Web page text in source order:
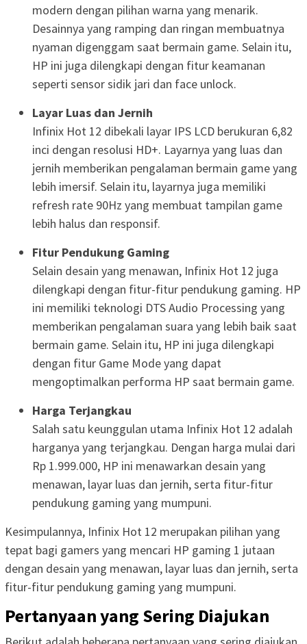
modern dengan pilihan warna yang menarik.
Desainnya yang ramping dan ringan membuatnya
nyaman digenggam saat bermain game. Selain itu,
HP ini juga dilengkapi dengan fitur keamanan
seperti sensor sidik jari dan face unlock.
Layar Luas dan Jernih
Infinix Hot 12 dibekali layar IPS LCD berukuran 6,82
inci dengan resolusi HD+. Layarnya yang luas dan
jernih memberikan pengalaman bermain game yang
lebih imersif. Selain itu, layarnya juga memiliki
refresh rate 90Hz yang membuat tampilan game
lebih halus dan responsif.
Fitur Pendukung Gaming
Selain desain yang menawan, Infinix Hot 12 juga
dilengkapi dengan fitur-fitur pendukung gaming. HP
ini memiliki teknologi DTS Audio Processing yang
memberikan pengalaman suara yang lebih baik saat
bermain game. Selain itu, HP ini juga dilengkapi
dengan fitur Game Mode yang dapat
mengoptimalkan performa HP saat bermain game.
Harga Terjangkau
Salah satu keunggulan utama Infinix Hot 12 adalah
harganya yang terjangkau. Dengan harga mulai dari
Rp 1.999.000, HP ini menawarkan desain yang
menawan, layar luas dan jernih, serta fitur-fitur
pendukung gaming yang mumpuni.
Kesimpulannya, Infinix Hot 12 merupakan pilihan yang
tepat bagi gamers yang mencari HP gaming 1 jutaan
dengan desain yang menawan, layar luas dan jernih, serta
fitur-fitur pendukung gaming yang mumpuni.
Pertanyaan yang Sering Diajukan